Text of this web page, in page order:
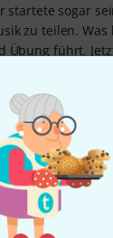
startete sogar
zu teilen.
Übung führt.
natürlich
er vom
BEWERTUNG MELDEN